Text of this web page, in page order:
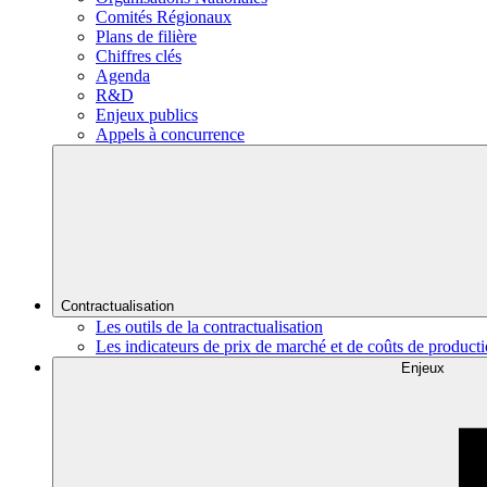
Comités Régionaux
Plans de filière
Chiffres clés
Agenda
R&D
Enjeux publics
Appels à concurrence
Contractualisation
Les outils de la contractualisation
Les indicateurs de prix de marché et de coûts de
Enjeux